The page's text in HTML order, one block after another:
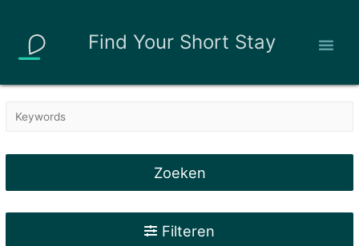
Find Your Short Stay
Zoeken
Filteren